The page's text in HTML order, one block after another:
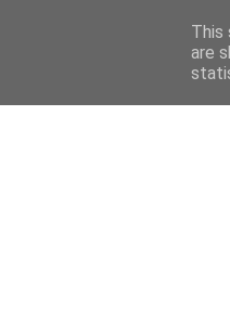
STRONA
This
are